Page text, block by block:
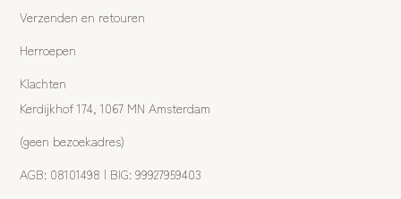
Verzenden en retouren
Herroepen
Klachten
Kerdijkhof 174, 1067 MN Amsterdam
(geen bezoekadres)
AGB: 08101498 | BIG: 99927959403